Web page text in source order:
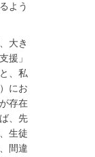
よう
大き
援」
、私
にお
存在
、先
生徒
間違